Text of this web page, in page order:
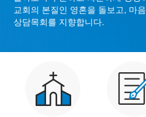
오시는 길
말씀과 찬양
주일설교
교회의 본질인 영혼을 돌보고, 마
상담목회를 지향합니다.